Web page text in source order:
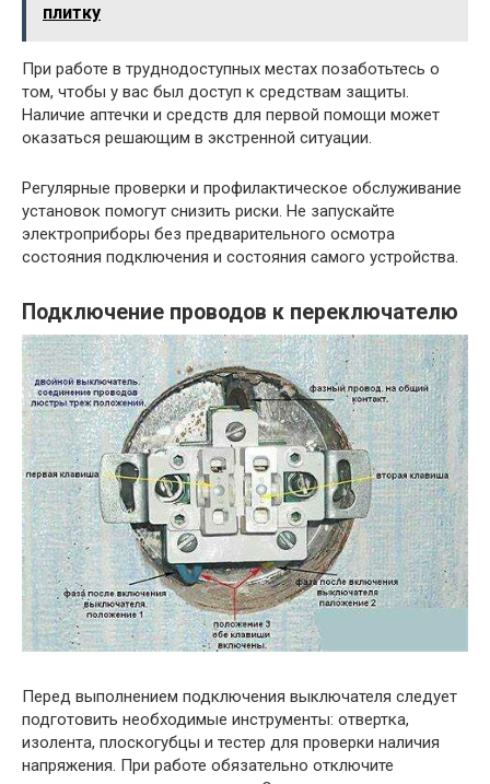
плитку
При работе в труднодоступных местах позаботьтесь о
том, чтобы у вас был доступ к средствам защиты.
Наличие аптечки и средств для первой помощи может
оказаться решающим в экстренной ситуации.
Регулярные проверки и профилактическое обслуживание
установок помогут снизить риски. Не запускайте
электроприборы без предварительного осмотра
состояния подключения и состояния самого устройства.
Подключение проводов к переключателю
Перед выполнением подключения выключателя следует
подготовить необходимые инструменты: отвертка,
изолента, плоскогубцы и тестер для проверки наличия
напряжения. При работе обязательно отключите